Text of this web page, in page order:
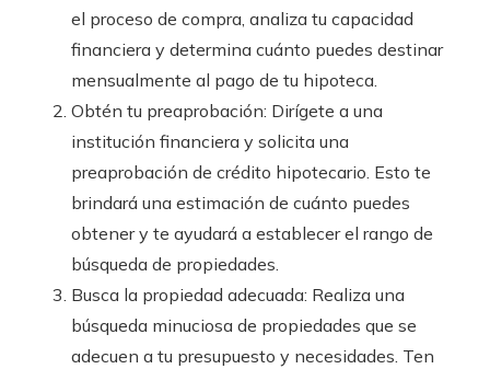
el proceso de compra, analiza tu capacidad
financiera y determina cuánto puedes destinar
mensualmente al pago de tu hipoteca.
Obtén tu preaprobación: Dirígete a una
institución financiera y solicita una
preaprobación de crédito hipotecario. Esto te
brindará una estimación de cuánto puedes
obtener y te ayudará a establecer el rango de
búsqueda de propiedades.
Busca la propiedad adecuada: Realiza una
búsqueda minuciosa de propiedades que se
adecuen a tu presupuesto y necesidades. Ten